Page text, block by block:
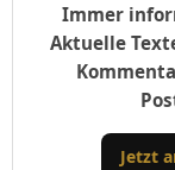
Immer
Aktuelle
Jetzt